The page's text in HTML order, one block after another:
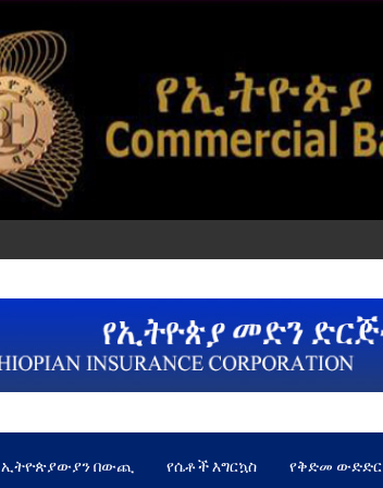
ኢትዮጵያውያን በውጪ የሴቶች እግርኳስ የቅድመ ውድድር